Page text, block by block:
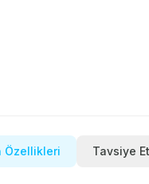
Özellikleri Tavsiye Et